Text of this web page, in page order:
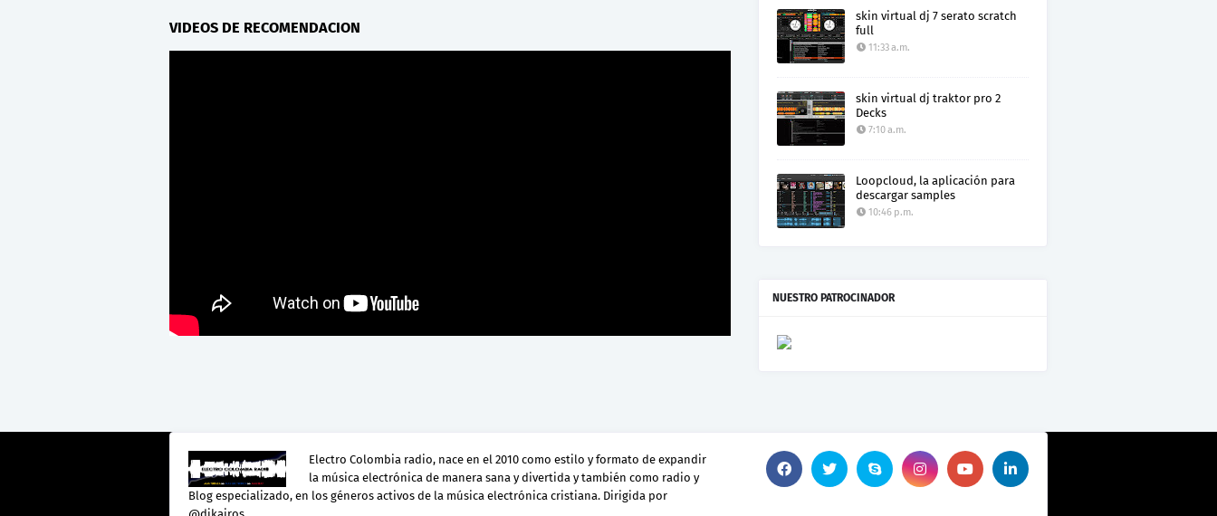
VIDEOS DE RECOMENDACION
skin virtual dj 7 serato scratch
full
11:33 a.m.
skin virtual dj traktor pro 2
Decks
7:10 a.m.
Loopcloud, la aplicación para
descargar samples
10:46 p.m.
NUESTRO PATROCINADOR
Electro Colombia radio, nace en el 2010 como estilo y formato de expandir
la música electrónica de manera sana y divertida y también como radio y
Blog especializado, en los géneros activos de la música electrónica cristiana. Dirigida por